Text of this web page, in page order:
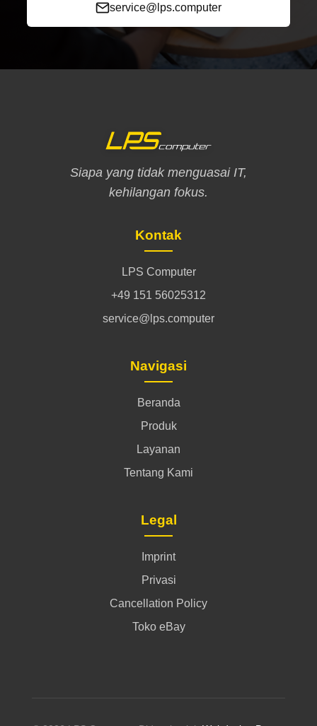
service@lps.computer
Siapa yang tidak menguasai IT,
kehilangan fokus.
Kontak
LPS Computer
+49 151 56025312
service@lps.computer
Navigasi
Beranda
Produk
Layanan
Tentang Kami
Legal
Imprint
Privasi
Cancellation Policy
Toko eBay